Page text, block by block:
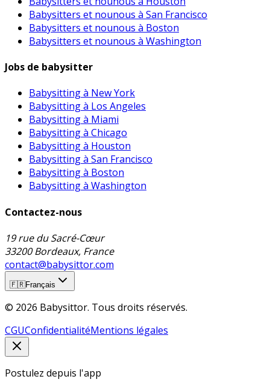
Babysitters et nounous à San Francisco
Babysitters et nounous à Boston
Babysitters et nounous à Washington
Jobs de babysitter
Babysitting à New York
Babysitting à Los Angeles
Babysitting à Miami
Babysitting à Chicago
Babysitting à Houston
Babysitting à San Francisco
Babysitting à Boston
Babysitting à Washington
Contactez-nous
19 rue du Sacré-Cœur
33200 Bordeaux, France
contact@babysittor.com
🇫🇷Français
© 2026 Babysittor. Tous droits réservés.
CGUConfidentialitéMentions légales
Postulez depuis l'app